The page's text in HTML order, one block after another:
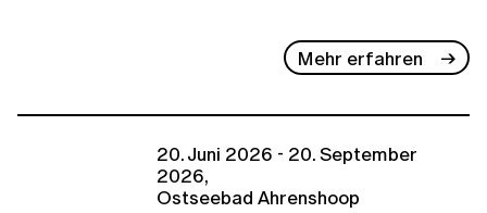
Mehr erfahren
20. Juni 2026 - 20. September
2026,
Ostseebad Ahrenshoop